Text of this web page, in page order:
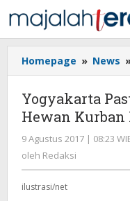
ke
konten
Homepage » News
Yogyakarta
Hewan
9 Agustus 2017 | 08:23
oleh Redaksi
ilustrasi/net